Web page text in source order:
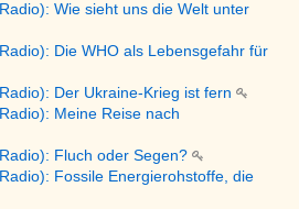
Wie sieht uns die Welt unter
Die WHO als Lebensgefahr für
Der Ukraine-Krieg ist fern
Meine Reise nach
Fluch oder Segen?
Fossile Energierohstoffe, die